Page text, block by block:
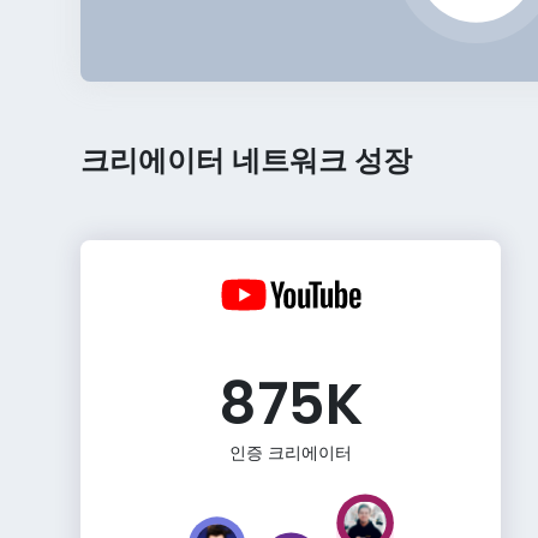
크리에이터 네트워크 성장
875K
인증 크리에이터